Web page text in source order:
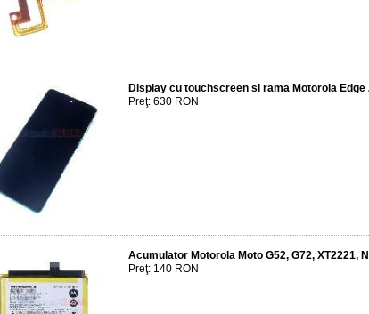
Display cu touchscreen si rama Motorola Edge
Preţ: 630 RON
Acumulator Motorola Moto G52, G72, XT2221,
Preţ: 140 RON